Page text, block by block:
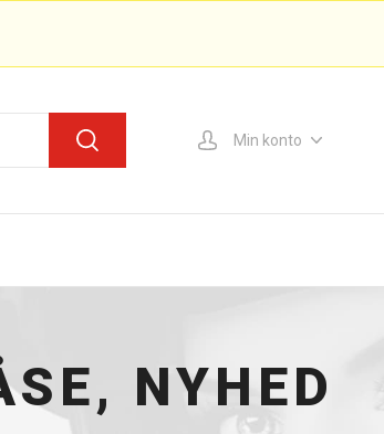
Min konto
NYHED